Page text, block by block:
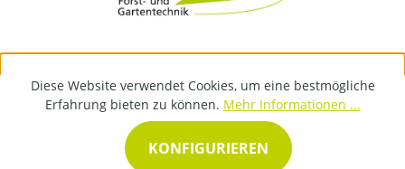
Diese Website verwendet Cookies, um eine bestmögliche
Erfahrung bieten zu können. Mehr Informationen ...
KONFIGURIEREN